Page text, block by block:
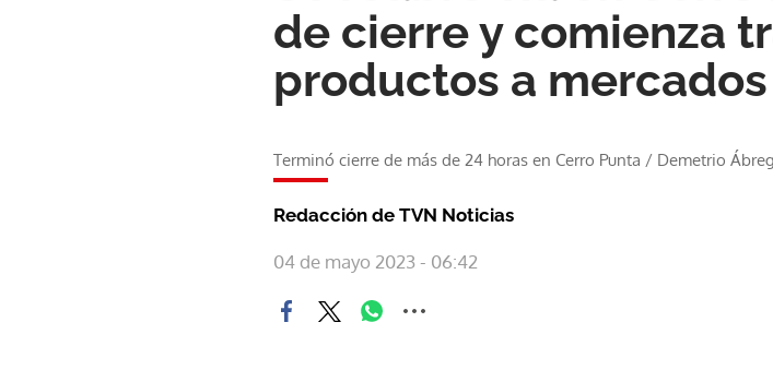
de cierre y comienza
productos a
Terminó cierre de más de 24 horas en Cerro Punta / Demetrio
Redacción de TVN Noticias
04 de mayo 2023 - 06:42